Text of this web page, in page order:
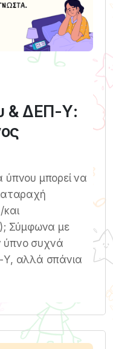
& ΔΕΠ-Υ:
ύπνου μπορεί να
Σύμφωνα με
ύπνο συχνά
Υ, αλλά σπάνια